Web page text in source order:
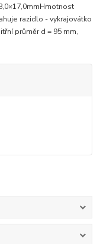
razidlo - vykrajovátko
průměr d = 95 mm,